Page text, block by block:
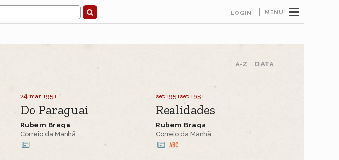
MENU
LOGIN
A-Z DATA
24 mar 1951
Do Paraguai
Rubem Braga
Correio da Manhã
set 1951set 1951
Realidades
Rubem Braga
Correio da Manhã